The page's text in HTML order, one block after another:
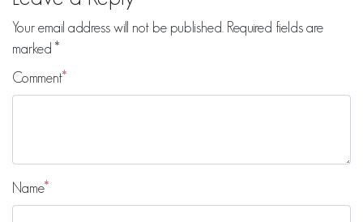
Your email address will not be published. Required fields are
marked *
Comment
Name